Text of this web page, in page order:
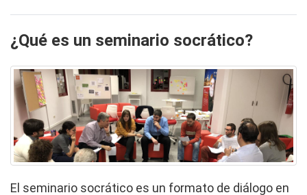
¿Qué es un seminario socrático?
El seminario socrático es un formato de diálogo en